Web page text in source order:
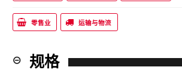
零售业 运输与物流
remove_circle_outline 规格